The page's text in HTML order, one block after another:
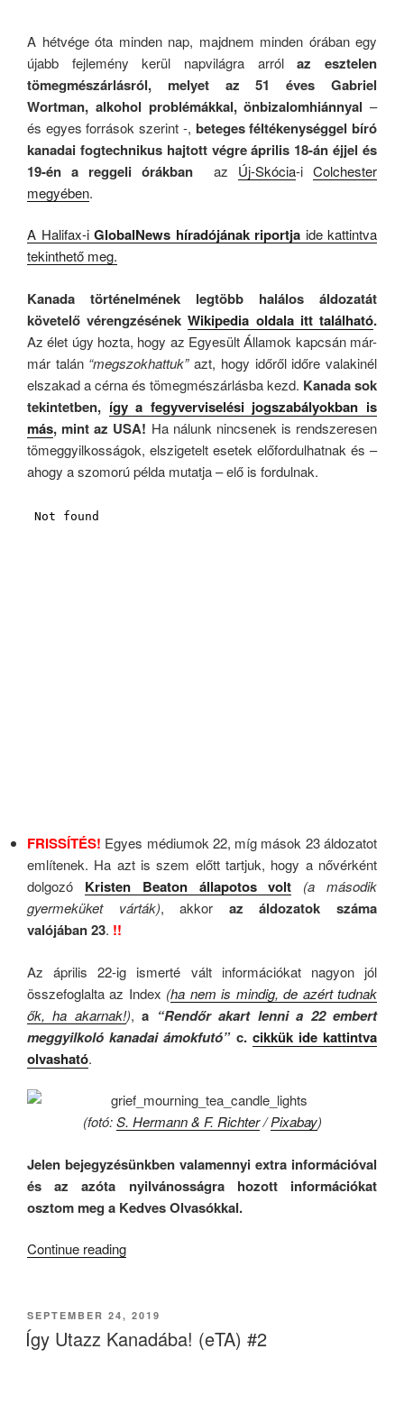
A hétvége óta minden nap, majdnem minden órában egy
újabb fejlemény kerül napvilágra arrólaz esztelen
tömegmészárlásról, melyet az 51 éves Gabriel
Wortman, alkohol problémákkal, önbizalomhiánnyal –
és egyes források szerint -, beteges féltékenységgel bíró
kanadai fogtechnikus hajtott végre április 18-án éjjel és
19-én a reggeli órákban
az Új-Skócia-iColchester
megyében.
A Halifax-i GlobalNews híradójának riportja ide kattintva
tekinthető meg.
Kanada történelmének legtöbb halálos áldozatát
követelő vérengzésénekWikipedia oldala itt található.
Az élet úgy hozta, hogy az Egyesült Államok kapcsán már-
már talán “megszokhattuk”azt, hogy időről időre valakinél
elszakad a cérna és tömegmészárlásba kezd. Kanada sok
tekintetben, így a fegyverviselési jogszabályokban is
más, mint az USA! Ha nálunk nincsenek is rendszeresen
tömeggyilkosságok, elszigetelt esetek előfordulhatnak és –
ahogy a szomorú példa mutatja – elő is fordulnak.
FRISSÍTÉS! Egyes médiumok 22, míg mások 23 áldozatot
említenek. Ha azt is szem előtt tartjuk, hogy a nővérként
dolgozó Kristen Beaton állapotos volt
(a második
gyermeküket várták), akkor az áldozatok száma
valójában 23. !!
Az április 22-ig ismerté vált információkat nagyon jól
összefoglalta az Index (ha nem is mindig, de azért tudnak
ők, ha akarnak!),a “Rendőr akart lenni a 22 embert
meggyilkoló kanadai ámokfutó”c. cikkük ide kattintva
olvasható.
(fotó:S. Hermann & F. Richter/Pixabay)
Jelen bejegyzésünkben valamennyi extra információval
és az azóta nyilvánosságra hozott információkat
osztom meg a Kedves Olvasókkal.
Continue reading““Az
Erőszakos
Cselekedet”
POSTED
ON
SEPTEMBER 24, 2019
Így Utazz Kanadába! (eTA) #2